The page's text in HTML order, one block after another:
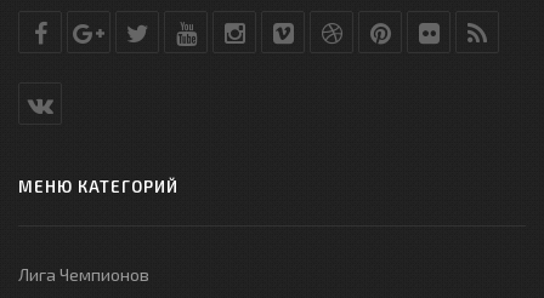
МЕНЮ КАТЕГОРИЙ
Лига Чемпионов